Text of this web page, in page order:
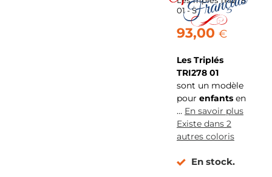
01 - S
93,00 €
Les Triplés
TRI278 01
sont un modèle
pour enfants en
… En savoir plus
Existe dans 2
autres coloris
En stock.